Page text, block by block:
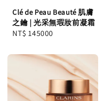
Clé de Peau Beauté 肌膚
之鑰 | 光采無瑕妝前凝霜
Regular
NT$ 145000